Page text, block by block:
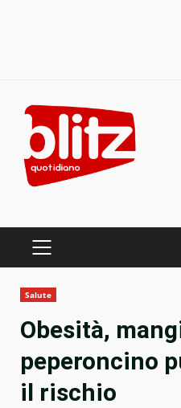
content
PRIMARY
Salute
Obesità,
peperoncino
il rischio